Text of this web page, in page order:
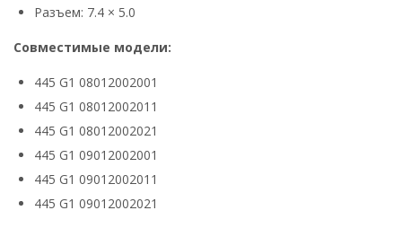
Разъем: 7.4 × 5.0
Совместимые модели:
445 G1 08012002001
445 G1 08012002011
445 G1 08012002021
445 G1 09012002001
445 G1 09012002011
445 G1 09012002021